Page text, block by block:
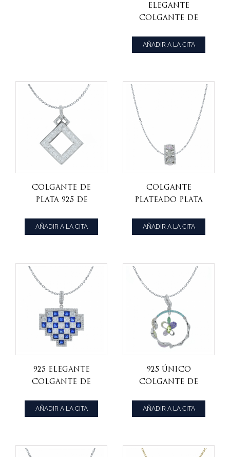
elegante
colgante de
paraiba y piedras
blancas
AÑADIR A LA CITA
Colgante de
plata 925 de
sutil
AÑADIR A LA CITA
Colgante
plateado plata
rodio
AÑADIR A LA CITA
925 elegante
colgante de
AÑADIR A LA CITA
925 único
colgante de
multicolor para
damas
AÑADIR A LA CITA